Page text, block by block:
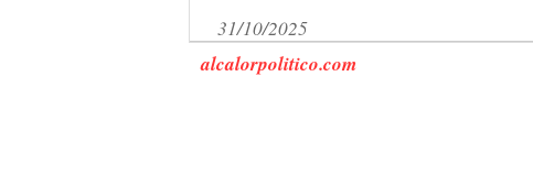
31/10/2025
alcalorpolitico.com